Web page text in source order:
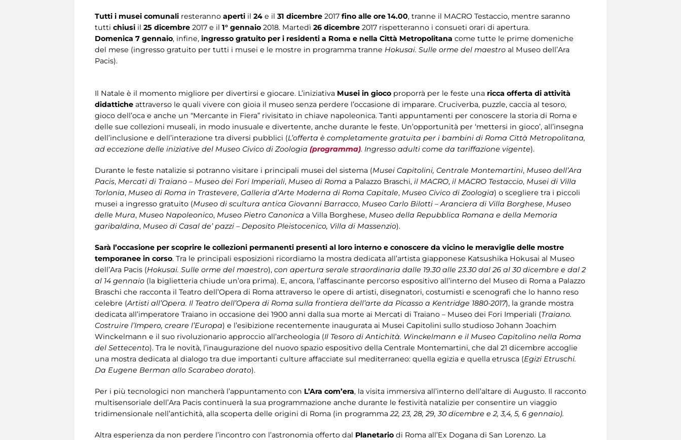
Tutti i musei comunali resteranno aperti il 24 e il 31 dicembre 2017 fino alle ore 14.00, tranne il MACRO Testaccio, mentre saranno
tutti chiusi il 25 dicembre 2017 e il 1° gennaio 2018. Martedì 26 dicembre 2017 rispetteranno i consueti orari di apertura.
Domenica 7 gennaio, infine, ingresso gratuito per i residenti a Roma e nella Città Metropolitana come tutte le prime domeniche
del mese (ingresso gratuito per tutti i musei e le mostre in programma tranne Hokusai. Sulle orme del maestro al Museo dell’Ara
Pacis).
Il Natale è il momento migliore per divertirsi e giocare. L’iniziativa Musei in gioco proporrà per le feste una ricca offerta di attività
didattiche attraverso le quali vivere con gioia il museo senza perdere l’occasione di imparare. Cruciverba, puzzle, caccia al tesoro,
gioco dell’oca e anche un “Mercante in Fiera” rivisitato in chiave napoleonica. Tanti appuntamenti per conoscere la storia di Roma e
delle sue collezioni museali, in modo inusuale e divertente, anche durante le feste. Un’opportunità per ‘mettersi in gioco’, all’insegna
dell’inclusione e dell’interazione tra diversi pubblici (L’offerta è completamente gratuita per i bambini di Roma Città Metropolitana,
ad eccezione delle iniziative del Museo Civico di Zoologia (programma). Ingresso adulti come da tariffazione vigente).
Durante le feste natalizie si potranno visitare i principali musei del sistema (Musei Capitolini, Centrale Montemartini, Museo dell’Ara
Pacis, Mercati di Traiano – Museo dei Fori Imperiali, Museo di Roma a Palazzo Braschi, il MACRO, il MACRO Testaccio, Musei di Villa
Torlonia, Museo di Roma in Trastevere, Galleria d’Arte Moderna di Roma Capitale, Museo Civico di Zoologia) o scegliere tra i piccoli
musei a ingresso gratuito (Museo di scultura antica Giovanni Barracco, Museo Carlo Bilotti – Aranciera di Villa Borghese, Museo
delle Mura, Museo Napoleonico, Museo Pietro Canonica a Villa Borghese, Museo della Repubblica Romana e della Memoria
garibaldina, Museo di Casal de’ pazzi – Deposito Pleistocenico, Villa di Massenzio).
Sarà l’occasione per scoprire le collezioni permanenti presenti al loro interno e conoscere da vicino le meraviglie delle mostre
temporanee in corso. Tra le principali esposizioni ricordiamo la mostra dedicata all’artista giapponese Katsushika Hokusai al Museo
dell’Ara Pacis (Hokusai. Sulle orme del maestro), con apertura serale straordinaria dalle 19.30 alle 23.30 dal 26 al 30 dicembre e dal 2
al 14 gennaio (la biglietteria chiude un’ora prima). E, ancora, l’affascinante percorso espositivo all’interno del Museo di Roma a Palazzo
Braschi che racconta il Teatro dell’Opera di Roma attraverso le opere di artisti, disegnatori, costumisti e scenografi che lo hanno reso
celebre (Artisti all’Opera. Il Teatro dell’Opera di Roma sulla frontiera dell’arte da Picasso a Kentridge 1880-2017), la grande mostra
dedicata all’imperatore Traiano in occasione dei 1900 anni dalla sua morte ai Mercati di Traiano – Museo dei Fori Imperiali (Traiano.
Costruire l’Impero, creare l’Europa) e l’esibizione recentemente inaugurata ai Musei Capitolini sullo studioso Johann Joachim
Winckelmann e il suo rivoluzionario approccio all’archeologia (Il Tesoro di Antichità. Winckelmann e il Museo Capitolino nella Roma
del Settecento). Tra le novità, l’inaugurazione del nuovo spazio espositivo della Centrale Montemartini, che dal 21 dicembre accoglie
una mostra dedicata al dialogo tra due importanti culture affacciate sul mediterraneo: quella egizia e quella etrusca (Egizi Etruschi.
Da Eugene Berman allo Scarabeo dorato).
Per i più tecnologici non mancherà l’appuntamento con L’Ara com’era, la visita immersiva all’interno dell’altare di Augusto. Il racconto
multisensoriale dell’Ara Pacis continuerà la sua programmazione anche durante le festività natalizie per consentire un viaggio
tridimensionale nell’antichità, alla scoperta delle origini di Roma (in programma 22, 23, 28, 29, 30 dicembre e 2, 3,4, 5, 6 gennaio).
Altra esperienza da non perdere l’incontro con l’astronomia offerto dal Planetario di Roma all’Ex Dogana di San Lorenzo. La